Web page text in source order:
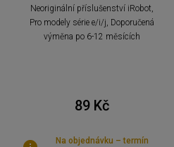
Neoriginální příslušenství iRobot,
Pro modely série e/i/j, Doporučená
výměna po 6-12 měsících
89 Kč
Na objednávku – termín